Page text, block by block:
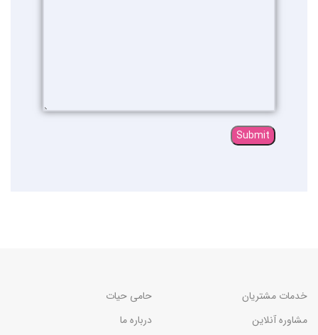
خدمات مشتریان
مشاوره آنلاین
حامی حیات
درباره ما